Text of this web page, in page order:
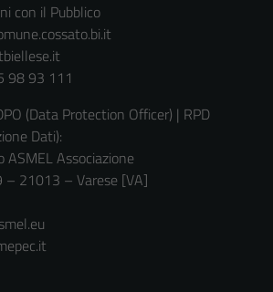
con il Pubblico
98 93 111
(Data Protection Officer) | RPD
Dati):
Associazione
– 21013 – Varese [VA]